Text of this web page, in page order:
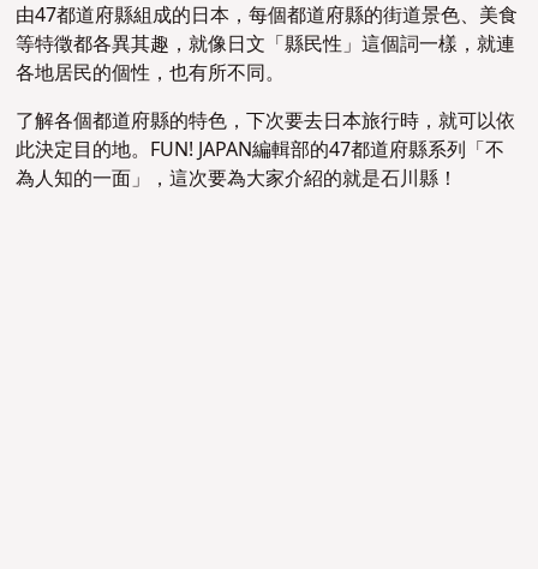
由47都道府縣組成的日本，每個都道府縣的街道景色、美食
等特徵都各異其趣，就像日文「縣民性」這個詞一樣，就連
各地居民的個性，也有所不同。
了解各個都道府縣的特色，下次要去日本旅行時，就可以依
此決定目的地。FUN! JAPAN編輯部的47都道府縣系列「不
為人知的一面」，這次要為大家介紹的就是石川縣！